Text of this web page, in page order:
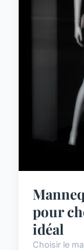
pour
idéal
Choisir le